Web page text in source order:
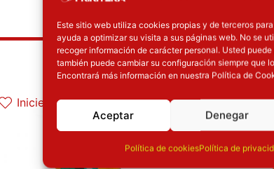
Este sitio web utiliza cookies propias y de terceros
ayuda a optimizar su visita a sus páginas web. No se
recoger información de carácter personal. Usted
también puede cambiar su configuración siempre que
Encontrará más información en nuestra Política de
Aceptar Denegar
Política de cookiesPolítica de
Inicie sesión